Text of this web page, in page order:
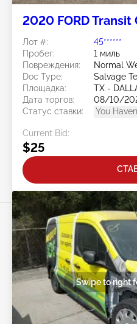
2020 FORD
Лот #:
45******
Пробег:
1 миль
Повреждения:
Normal
Doc Type:
Salvage
Площадка:
TX -
Дата торгов:
08/10/
Статус ставки:
You
Current Bid:
$25
Swipe to right